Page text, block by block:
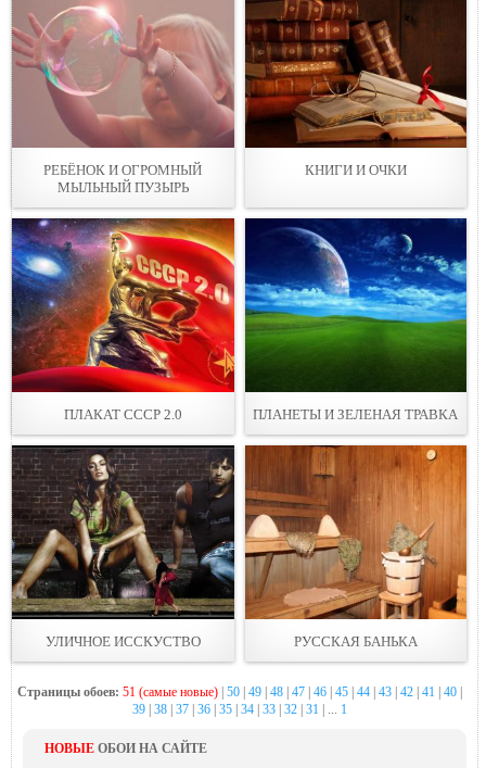
РЕБЁНОК И ОГРОМНЫЙ
МЫЛЬНЫЙ ПУЗЫРЬ
КНИГИ И ОЧКИ
ПЛАКАТ СССР 2.0 ПЛАНЕТЫ И ЗЕЛЕНАЯ ТРАВКА
УЛИЧНОЕ ИССКУСТВО РУССКАЯ БАНЬКА
Страницы обоев: 51 (самые новые)| 50| 49| 48| 47| 46| 45| 44| 43| 42| 41 40|
39| 38| 37| 36| 35| 34| 33| 32| 31 | ... 1
НОВЫЕ ОБОИ НА САЙТЕ